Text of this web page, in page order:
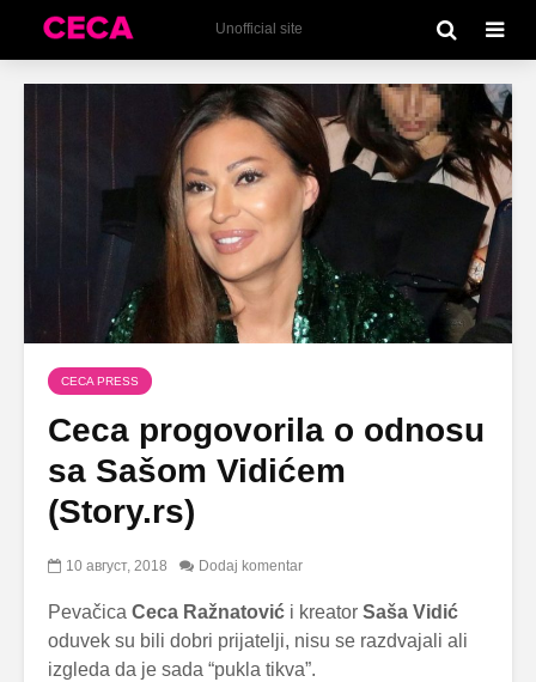
Unofficial site
CECA PRESS
Ceca progovorila o odnosu
sa Sašom Vidićem
(Story.rs)
10 август, 2018 Dodaj komentar
Pevačica Ceca Ražnatović i kreator Saša Vidić
oduvek su bili dobri prijatelji, nisu se razdvajali ali
izgleda da je sada “pukla tikva”.